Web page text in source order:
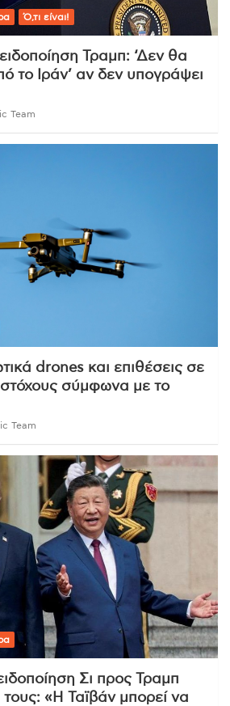
Ό,τι είναι!
Τραμπ: ‘Δεν θα
το Ιράν’ αν δεν υπογράψει
Team
drones και επιθέσεις σε
στόχους σύμφωνα με το
Team
Σι προς Τραμπ
«Η Ταϊβάν μπορεί να